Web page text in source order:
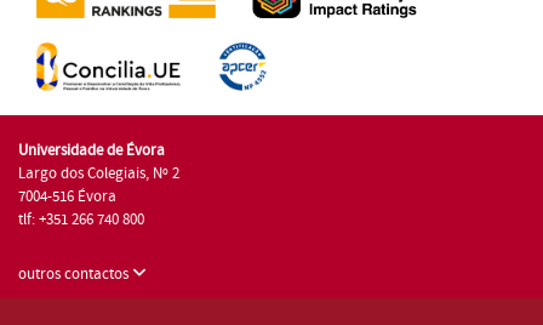
Universidade de Évora
Largo dos Colegiais, Nº 2
7004-516 Évora
tlf: +351 266 740 800
outros contactos